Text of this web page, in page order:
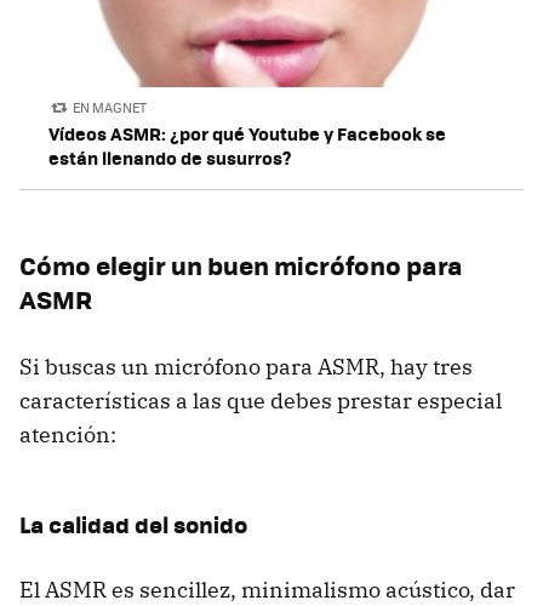
EN MAGNET
Vídeos ASMR: ¿por qué Youtube y Facebook se
están llenando de susurros?
Cómo elegir un buen micrófono para
ASMR
Si buscas un micrófono para ASMR, hay tres
características a las que debes prestar especial
atención:
La calidad del sonido
El ASMR es sencillez, minimalismo acústico, dar